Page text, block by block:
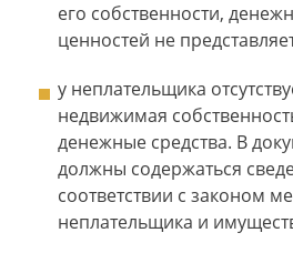
его собственности,
ценностей не
у неплательщика
недвижимая
денежные средства. В
должны содержаться
соответствии с законом
неплательщика и